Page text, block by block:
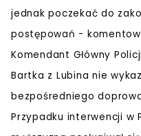
jednak poczekać do
postępowań -
Komendant Główny
Bartka z Lubina nie
bezpośredniego
Przypadku interwencji w